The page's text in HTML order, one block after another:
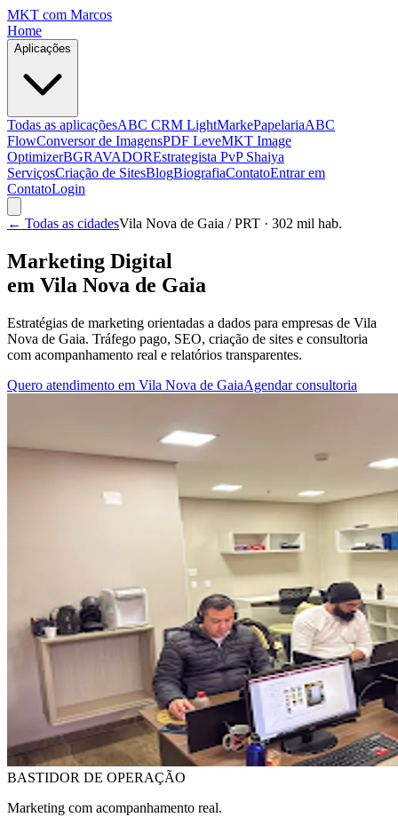
MKT com Marcos
Home
Aplicações
Todas as aplicaçõesABC CRM LightMarkePapelariaABC
FlowConversor de ImagensPDF LeveMKT Image
OptimizerBGRAVADOREstrategista PvP Shaiya
ServiçosCriação de SitesBlogBiografiaContatoEntrar em
ContatoLogin
← Todas as cidadesVila Nova de Gaia / PRT · 302 mil hab.
Marketing Digital
em Vila Nova de Gaia
Estratégias de marketing orientadas a dados para empresas de Vila
Nova de Gaia. Tráfego pago, SEO, criação de sites e consultoria
com acompanhamento real e relatórios transparentes.
Quero atendimento em Vila Nova de GaiaAgendar consultoria
BASTIDOR DE OPERAÇÃO
Marketing com acompanhamento real.